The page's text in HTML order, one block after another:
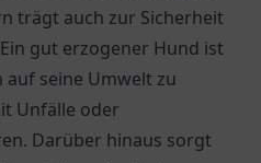
trägt auch zur Sicherheit
gut erzogener Hund ist
auf seine Umwelt zu
Unfälle oder
Darüber hinaus sorgt